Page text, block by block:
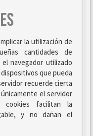
la utilización de
cantidades de
navegador utilizado
que pueda
recuerde cierta
el servidor
cookies facilitan la
y no dañan el